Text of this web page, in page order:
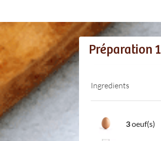
Préparation 1
Ingredients
3oeuf(s)